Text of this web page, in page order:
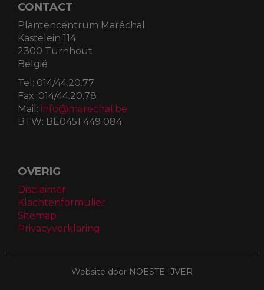
CONTACT
Plantencentrum Maréchal
Kastelein 114
2300 Turnhout
België
Tel: 014/44.20.77
Fax: 014/44.20.78
Mail: info@marechal.be
BTW: BE0451 449 084
OVERIG
Disclaimer
Klachtenformulier
Sitemap
Privacyverklaring
Website door NOESTE IJVER